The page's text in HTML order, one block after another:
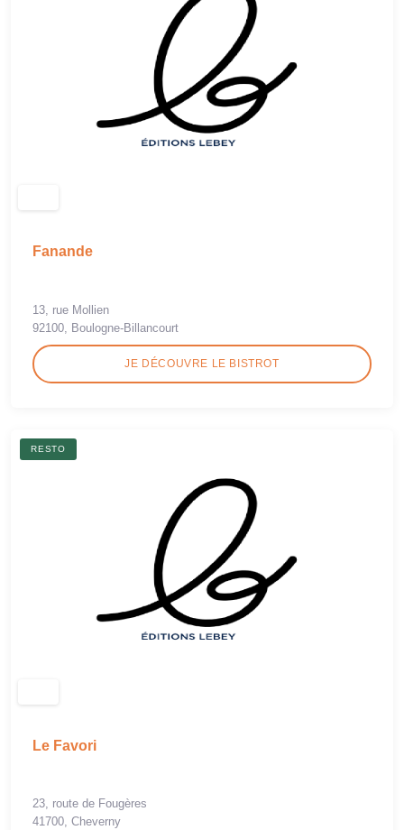
Fanande
13, rue Mollien
92100, Boulogne-Billancourt
JE DÉCOUVRE LE BISTROT
RESTO
Le Favori
23, route de Fougères
41700, Cheverny